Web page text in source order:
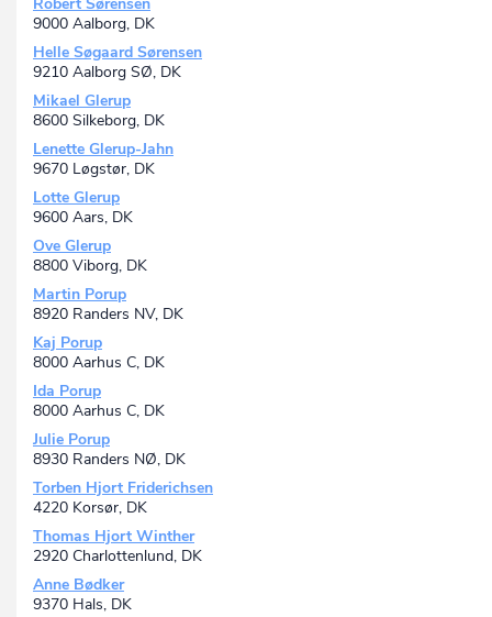
Robert Sørensen
9000 Aalborg, DK
Helle Søgaard Sørensen
9210 Aalborg SØ, DK
Mikael Glerup
8600 Silkeborg, DK
Lenette Glerup-Jahn
9670 Løgstør, DK
Lotte Glerup
9600 Aars, DK
Ove Glerup
8800 Viborg, DK
Martin Porup
8920 Randers NV, DK
Kaj Porup
8000 Aarhus C, DK
Ida Porup
8000 Aarhus C, DK
Julie Porup
8930 Randers NØ, DK
Torben Hjort Friderichsen
4220 Korsør, DK
Thomas Hjort Winther
2920 Charlottenlund, DK
Anne Bødker
9370 Hals, DK